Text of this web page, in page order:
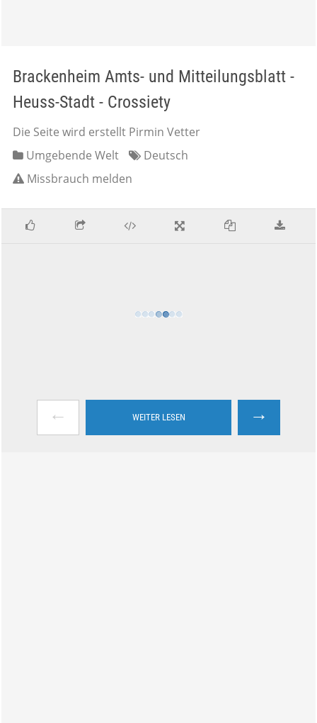
Brackenheim Amts- und Mitteilungsblatt -
Heuss-Stadt - Crossiety
Die Seite wird erstellt Pirmin Vetter
Umgebende Welt
Deutsch
Missbrauch melden
← WEITER LESEN →